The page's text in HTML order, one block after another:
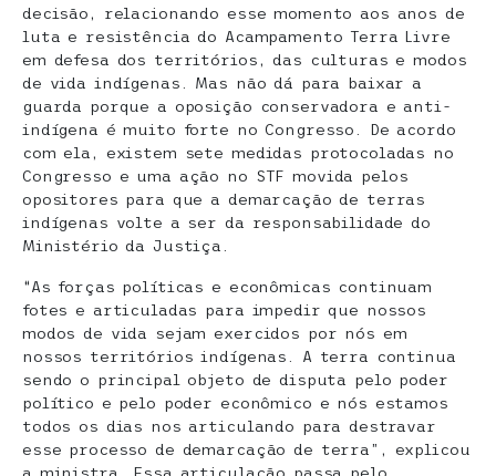
decisão, relacionando esse momento aos anos de
luta e resistência do Acampamento Terra Livre
em defesa dos territórios, das culturas e modos
de vida indígenas. Mas não dá para baixar a
guarda porque a oposição conservadora e anti-
indígena é muito forte no Congresso. De acordo
com ela, existem sete medidas protocoladas no
Congresso e uma ação no STF movida pelos
opositores para que a demarcação de terras
indígenas volte a ser da responsabilidade do
Ministério da Justiça.
“As forças políticas e econômicas continuam
fotes e articuladas para impedir que nossos
modos de vida sejam exercidos por nós em
nossos territórios indígenas. A terra continua
sendo o principal objeto de disputa pelo poder
político e pelo poder econômico e nós estamos
todos os dias nos articulando para destravar
esse processo de demarcação de terra”, explicou